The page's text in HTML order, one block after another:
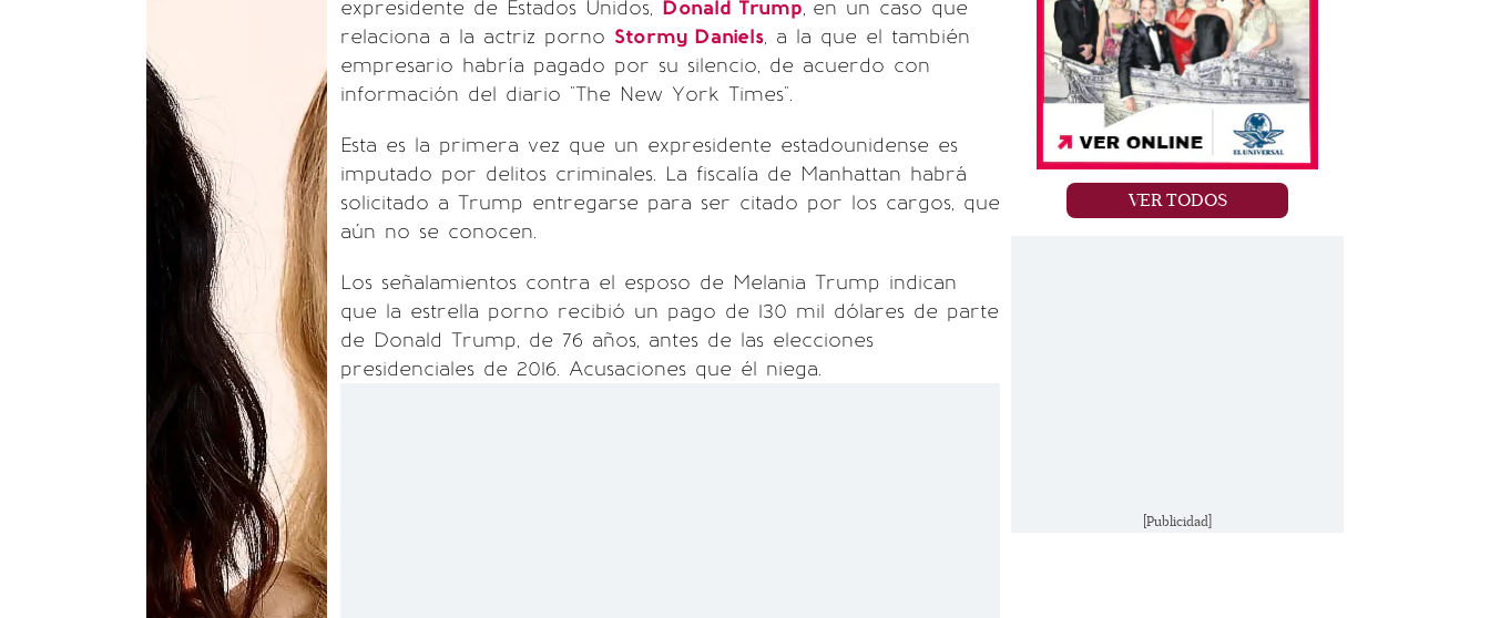
expresidente de Estados Unidos, Donald Trump, en un caso que
relaciona a la actriz porno Stormy Daniels, a la que el también
empresario habría pagado por su silencio, de acuerdo con
información del diario "The New York Times".
Esta es la primera vez que un expresidente estadounidense es
imputado por delitos criminales. La fiscalía de Manhattan habrá
solicitado a Trump entregarse para ser citado por los cargos, que
aún no se conocen.
Los señalamientos contra el esposo de Melania Trump indican
que la estrella porno recibió un pago de 130 mil dólares de parte
de Donald Trump, de 76 años, antes de las elecciones
presidenciales de 2016. Acusaciones que él niega.
VER TODOS
[Publicidad]